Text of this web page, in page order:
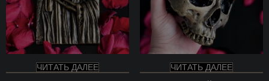
ЧИТАТЬ ДАЛЕЕ ЧИТАТЬ ДАЛЕЕ